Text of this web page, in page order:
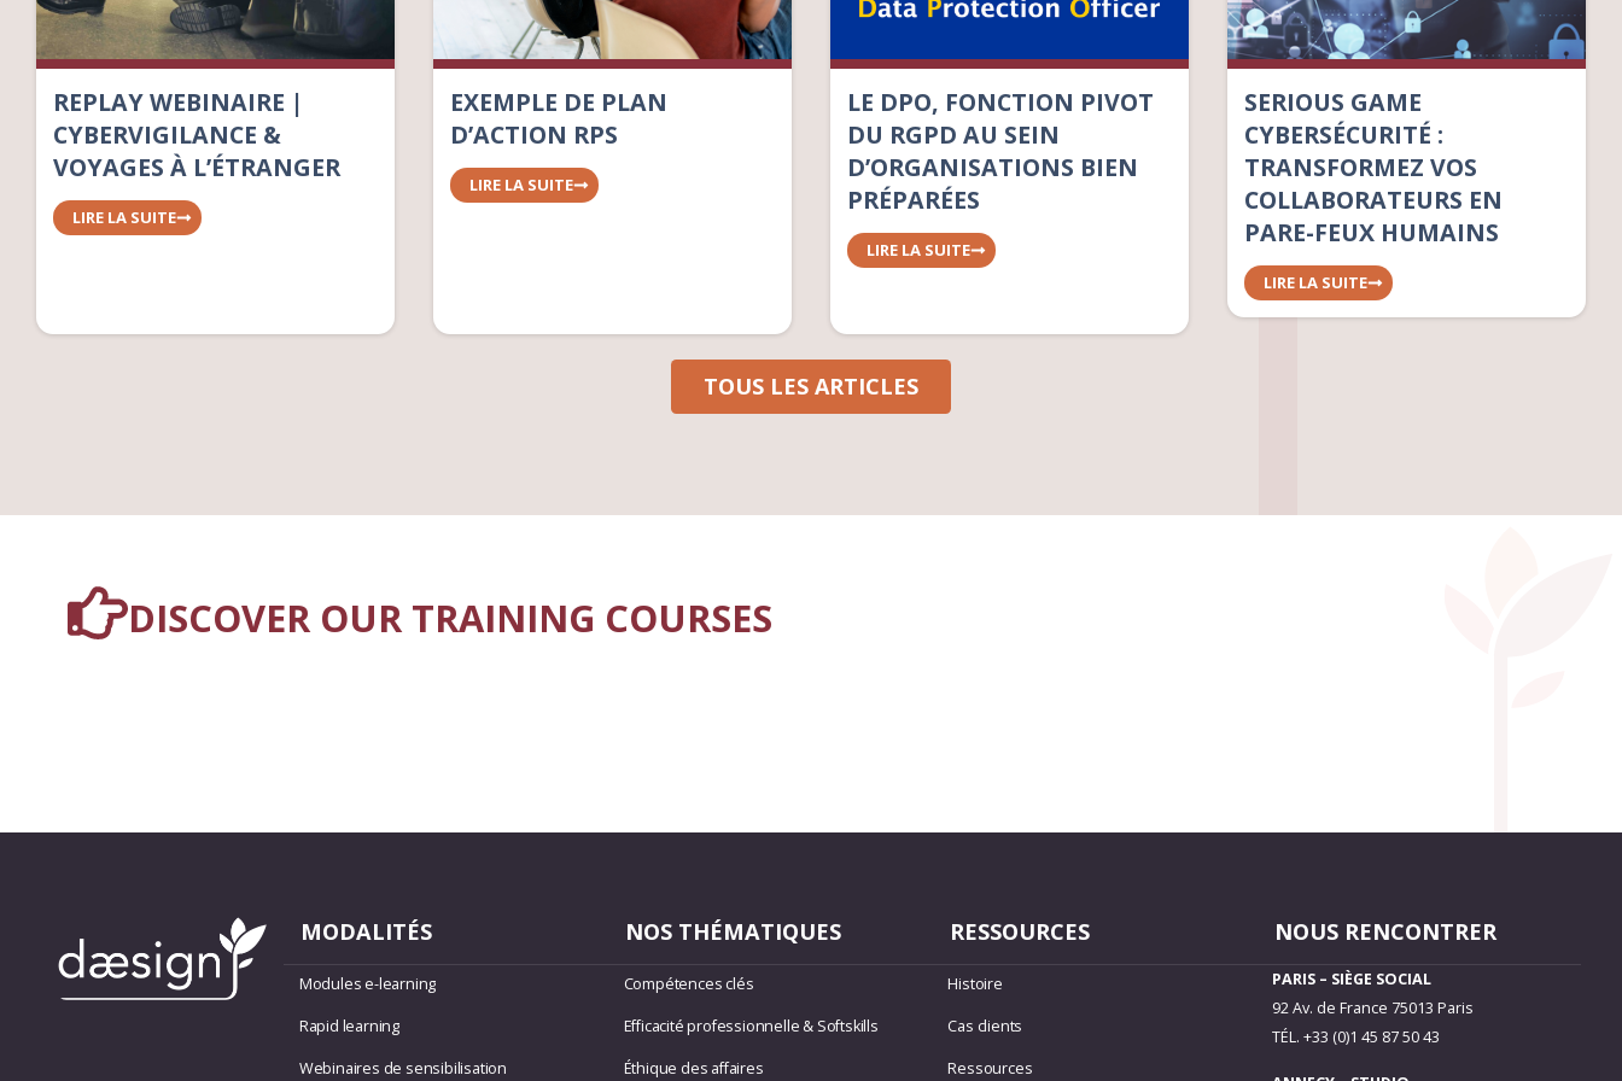
REPLAY WEBINAIRE |
CYBERVIGILANCE &
VOYAGES À L’ÉTRANGER
LIRE LA SUITE
EXEMPLE DE PLAN
D’ACTION RPS
LIRE LA SUITE
LE DPO, FONCTION PIVOT
DU RGPD AU SEIN
D’ORGANISATIONS BIEN
PRÉPARÉES
LIRE LA SUITE
SERIOUS GAME
CYBERSÉCURITÉ :
TRANSFORMEZ VOS
COLLABORATEURS EN
PARE-FEUX HUMAINS
LIRE LA SUITE
TOUS LES ARTICLES
DISCOVER OUR TRAINING COURSES
MODALITÉS
Modules e-learning
Rapid learning
Webinaires de sensibilisation
NOS THÉMATIQUES
Compétences clés
Efficacité professionnelle & Softskills
Éthique des affaires
RESSOURCES
Histoire
Cas clients
Ressources
NOUS RENCONTRER
PARIS – SIÈGE SOCIAL
92 Av. de France 75013 Paris
TÉL. +33 (0)1 45 87 50 43